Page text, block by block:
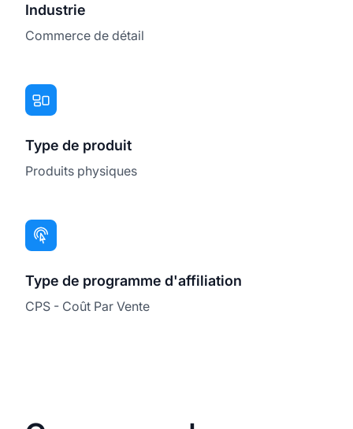
Industrie
Commerce de détail
Type de produit
Produits physiques
Type de programme d'affiliation
CPS - Coût Par Vente